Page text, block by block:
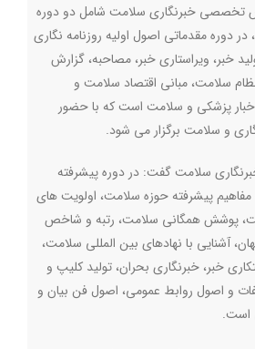
تخصصی خبرنگاری سلامت شامل دو دوره
دوره مقدماتی اصول اولیه روزنامه نگاری
خبر، ویراستاری خبر، مصاحبه، گزارش
سلامت، مبانی اقتصاد سلامت و
پزشکی و سلامت است که با حضور
و سلامت برگزار می شود.
سلامت گفت: در دوره پیشرفته
پیشرفته حوزه سلامت، اولویت های
پوشش همگانی سلامت، رتبه و شاخص
آشنایی با نهادهای بین المللی سلامت،
خبر، خبرنگاری بحران، تولید کلیپ و
و اصول روابط عمومی، اصول فن بیان و
است.